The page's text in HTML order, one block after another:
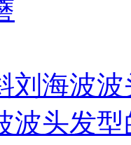
刘海波
波头发